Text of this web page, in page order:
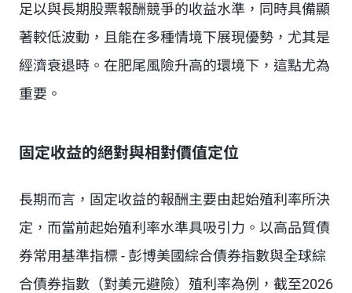
足以與長期股票報酬競爭的收益水準，同時具備顯
著較低波動，且能在多種情境下展現優勢，尤其是
經濟衰退時。在肥尾風險升高的環境下，這點尤為
重要。
固定收益的絕對與相對價值定位
長期而言，固定收益的報酬主要由起始殖利率所決
定，而當前起始殖利率水準具吸引力。以高品質債
券常用基準指標 - 彭博美國綜合債券指數與全球綜
合債券指數（對美元避險）殖利率為例，截至2026